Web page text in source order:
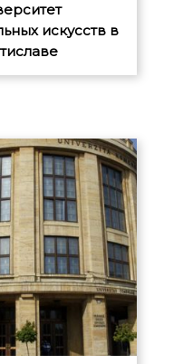
искусств в